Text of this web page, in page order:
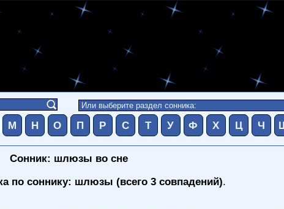
М Н О П Р С Т У Ф Х Ц Ч
Сонник: шлюзы во сне
по соннику: шлюзы (всего 3 совпадений).